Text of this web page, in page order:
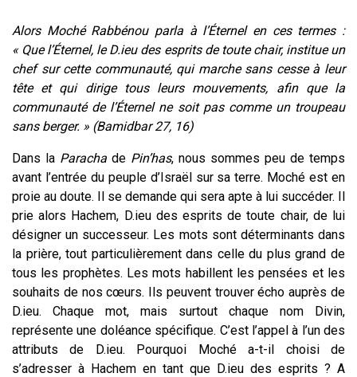
Alors Moché Rabbénou parla à l’Éternel en ces termes :
« Que l’Éternel, le D.ieu des esprits de toute chair, institue un
chef sur cette communauté, qui marche sans cesse à leur
tête et qui dirige tous leurs mouvements, afin que la
communauté de l’Éternel ne soit pas comme un troupeau
sans berger. » (Bamidbar 27, 16)
Dans la Paracha de Pin’has, nous sommes peu de temps
avant l’entrée du peuple d’Israël sur sa terre. Moché est en
proie au doute. Il se demande qui sera apte à lui succéder. Il
prie alors Hachem, D.ieu des esprits de toute chair, de lui
désigner un successeur. Les mots sont déterminants dans
la prière, tout particulièrement dans celle du plus grand de
tous les prophètes. Les mots habillent les pensées et les
souhaits de nos cœurs. Ils peuvent trouver écho auprès de
D.ieu. Chaque mot, mais surtout chaque nom Divin,
représente une doléance spécifique. C’est l’appel à l’un des
attributs de D.ieu. Pourquoi Moché a-t-il choisi de
s’adresser à Hachem en tant que D.ieu des esprits ? A